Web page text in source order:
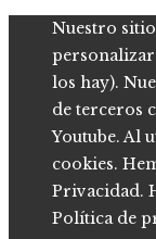
Nuestro
los hay).
de terceros
Youtube. Al
cookies.
Privacidad.
Política de